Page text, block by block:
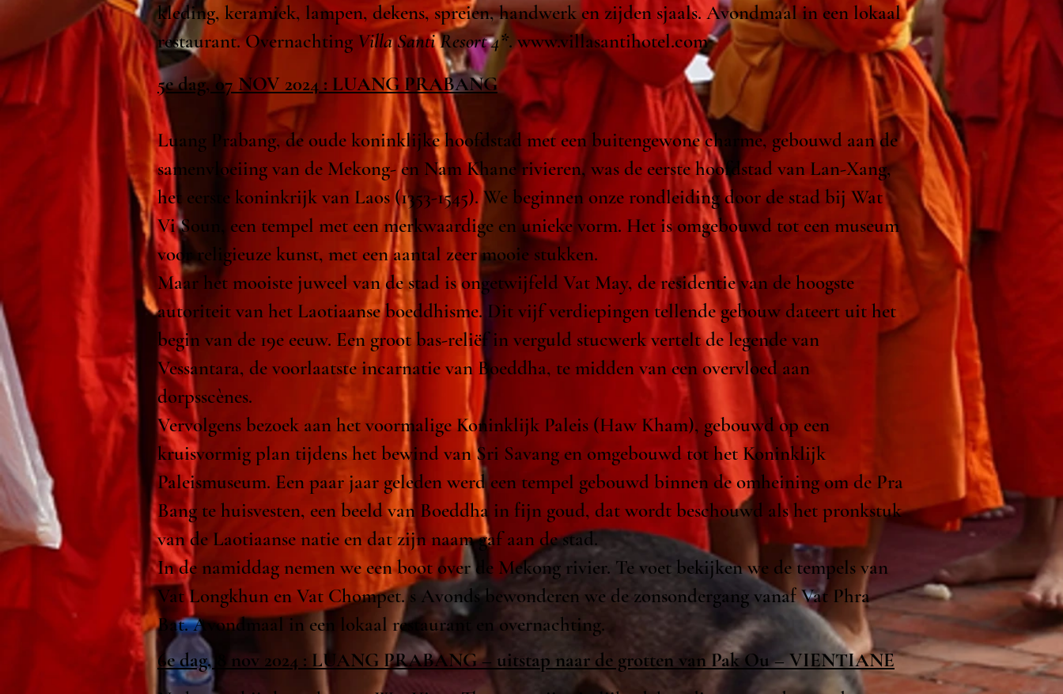
kleding, keramiek, lampen, dekens, spreien, handwerk en zijden sjaals. Avondmaal in een lokaal
restaurant. Overnachting Villa Santi Resort 4*.www.villasantihotel.com
5e dag, 07 NOV 2024 : LUANG PRABANG
Luang Prabang, de oude koninklijke hoofdstad met een buitengewone charme, gebouwd aan de
samenvloeiing van de Mekong- en Nam Khane rivieren, was de eerste hoofdstad van Lan-Xang,
het eerste koninkrijk van Laos (1353-1545). We beginnen onze rondleiding door de stad bij Wat
Vi Soun, een tempel met een merkwaardige en unieke vorm. Het is omgebouwd tot een museum
voor religieuze kunst, met een aantal zeer mooie stukken.
Maar het mooiste juweel van de stad is ongetwijfeld Vat May, de residentie van de hoogste
autoriteit van het Laotiaanse boeddhisme. Dit vijf verdiepingen tellende gebouw dateert uit het
begin van de 19e eeuw. Een groot bas-reliëf in verguld stucwerk vertelt de legende van
Vessantara, de voorlaatste incarnatie van Boeddha, te midden van een overvloed aan
dorpsscènes.
Vervolgens bezoek aan het voormalige Koninklijk Paleis (Haw Kham), gebouwd op een
kruisvormig plan tijdens het bewind van Sri Savang en omgebouwd tot het Koninklijk
Paleismuseum. Een paar jaar geleden werd een tempel gebouwd binnen de omheining om de Pra
Bang te huisvesten, een beeld van Boeddha in fijn goud, dat wordt beschouwd als het pronkstuk
van de Laotiaanse natie en dat zijn naam gaf aan de stad.
In de namiddag nemen we een boot over de Mekong rivier. Te voet bekijken we de tempels van
Vat Longkhun en Vat Chompet. s Avonds bewonderen we de zonsondergang vanaf Vat Phra
Bat.Avondmaal in een lokaal restaurant en overnachting.
6e dag, 8 nov 2024 : LUANG PRABANG – uitstap naar de grotten van Pak Ou – VIENTIANE